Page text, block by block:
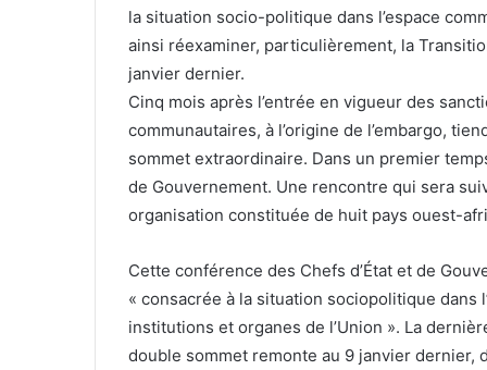
la situation socio-politique dans l’espace
ainsi réexaminer, particulièrement, la
janvier dernier.
Cinq mois après l’entrée en vigueur des
communautaires, à l’origine de l’embargo,
sommet extraordinaire. Dans un premier
de Gouvernement. Une rencontre qui sera
organisation constituée de huit pays ouest-
Cette conférence des Chefs d’État et de
« consacrée à la situation sociopolitique dans
institutions et organes de l’Union ». La
double sommet remonte au 9 janvier dernier,